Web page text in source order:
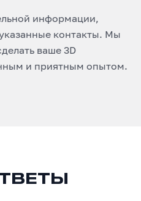
информации,
контакты. Мы
ваше 3D
и приятным опытом.